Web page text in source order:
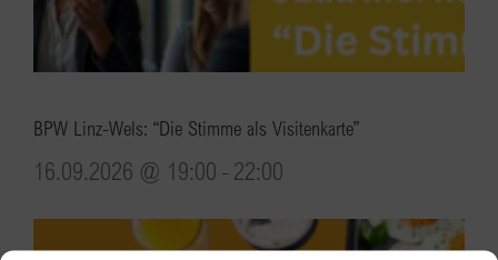
BPW Linz-Wels: “Die Stimme als Visitenkarte”
16.09.2026 @ 19:00 - 22:00